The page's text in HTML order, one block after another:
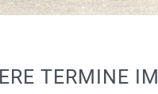
TERMINE IM